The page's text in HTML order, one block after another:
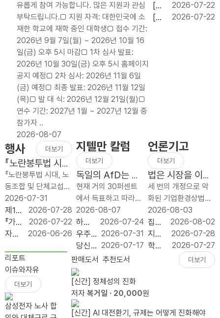
유롭게 참여 가능합니다. 많은 지원과 관심
부탁드립니다.□ 지원 자격: 대한민국에 소
재한 학교에 재학 중인 대학생□ 접수 기간:
2026년 9월 7일(월) ~ 2026년 10월 16
일(금) 오후 5시 마감□ 1차 심사 발표:
2026년 10월 30일(금) 오후 5시 홈페이지
공지 예정□ 2차 심사: 2026년 11월 6일
(금) 예정□ 최종 발표: 2026년 11월 12일
(목)□ 발 대 식: 2026년 12월 21일(월)□
연수 기간: 2027년 1월 ~ 2027년 12월 중
참가자 ..
2026-08-07
액을 지원하는 `지
역 균형 장학금’ 도
평]
임
편
보
다
단
순
하
고
예
측
가
가
[논
평]
반드
시
가야
할
재정
개혁
이다
2026-07-22
[논
대상
이
될
수
없다
2026-07-22
행사 더보기
『노란봉투법 시
대, 노동조합 및
단체교섭 어떻게
대응하나?』 출간
기념 북콘서트
『노란봉투법 시대, 노
동조합 및 단체교섭
어떻게 대응하나』 북
콘서트가 2026년 7
월 31일(금) 오전 10
시 푸른홀에서 개최되
는 개정 노란봉투법 ..
2026-07-31
제1회
좋은
규제
대상
시상
식
2026-07-28
『가짜
공공
모두
를 위
한다
는 거
짓말』
출간
2026-07-22
자유
원 서
포터
즈 11
기 수
료식
2026-06-26
지텔만 칼럼
더보기
독일의 AfD는 얼
마나 좌익인가?
현재 거의 30퍼센트
에서 득표하고 따라서
최근 설문 조사들에
따르면 그 나라의 가
장 강한 정당, 독일의
AfD(독일 대안당;
Alternative for
Germany)는 두 공동
의장 알..
2026-08-07
하늘
의 채
굴: 우
주가
사유
를 필
요로
하는
이유
2026-07-24
우주
는 다
음의
튤립
열기
가 아
니다.
그것
2026-07-31
당신
이 일
론 머
스크
를 비
웃기
전에,
2026-07-17
언론기고
더보기
법은 시장을 이끄
는 명령이 아니라
시장을 지키는 규
칙이어야 한다
세 번의 개정으로 악
화된 기업환경상법이
1년 사이에 세 번 바뀌
었다. 2025년 7월 1
차 개정은 이사의 충
실의무 대상에 회사와
함께 `주주’를 넣었고,
사외이사의 이름..
2026-08-03
집값
으로
‘실수
가를
나
2026-08-02
지방
투자,
입지
력 봐
2026-07-28
학생
은
조 눈
2026-07-27
리포트
이슈와자유
더보기
삼성전자 노사 합
판매도서 추천도서 더보기
[신간] 정체성의 진화
저자 복거일 · 20,000원
[신간] AI 대전환기, 규제는 어떻게 진화해야